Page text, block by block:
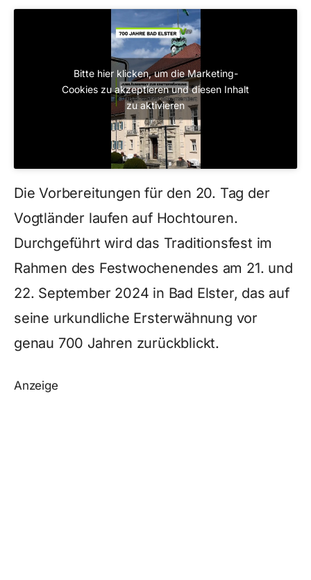
Bitte hier klicken, um die Marketing-
Cookies zu akzeptieren und diesen Inhalt
zu aktivieren
Die Vorbereitungen für den 20. Tag der
Vogtländer laufen auf Hochtouren.
Durchgeführt wird das Traditionsfest im
Rahmen des Festwochenendes am 21. und
22. September 2024 in Bad Elster, das auf
seine urkundliche Ersterwähnung vor
genau 700 Jahren zurückblickt.
Anzeige